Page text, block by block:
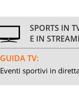
SPORTS IN
E IN
GUIDA TV:
Eventi sportivi in